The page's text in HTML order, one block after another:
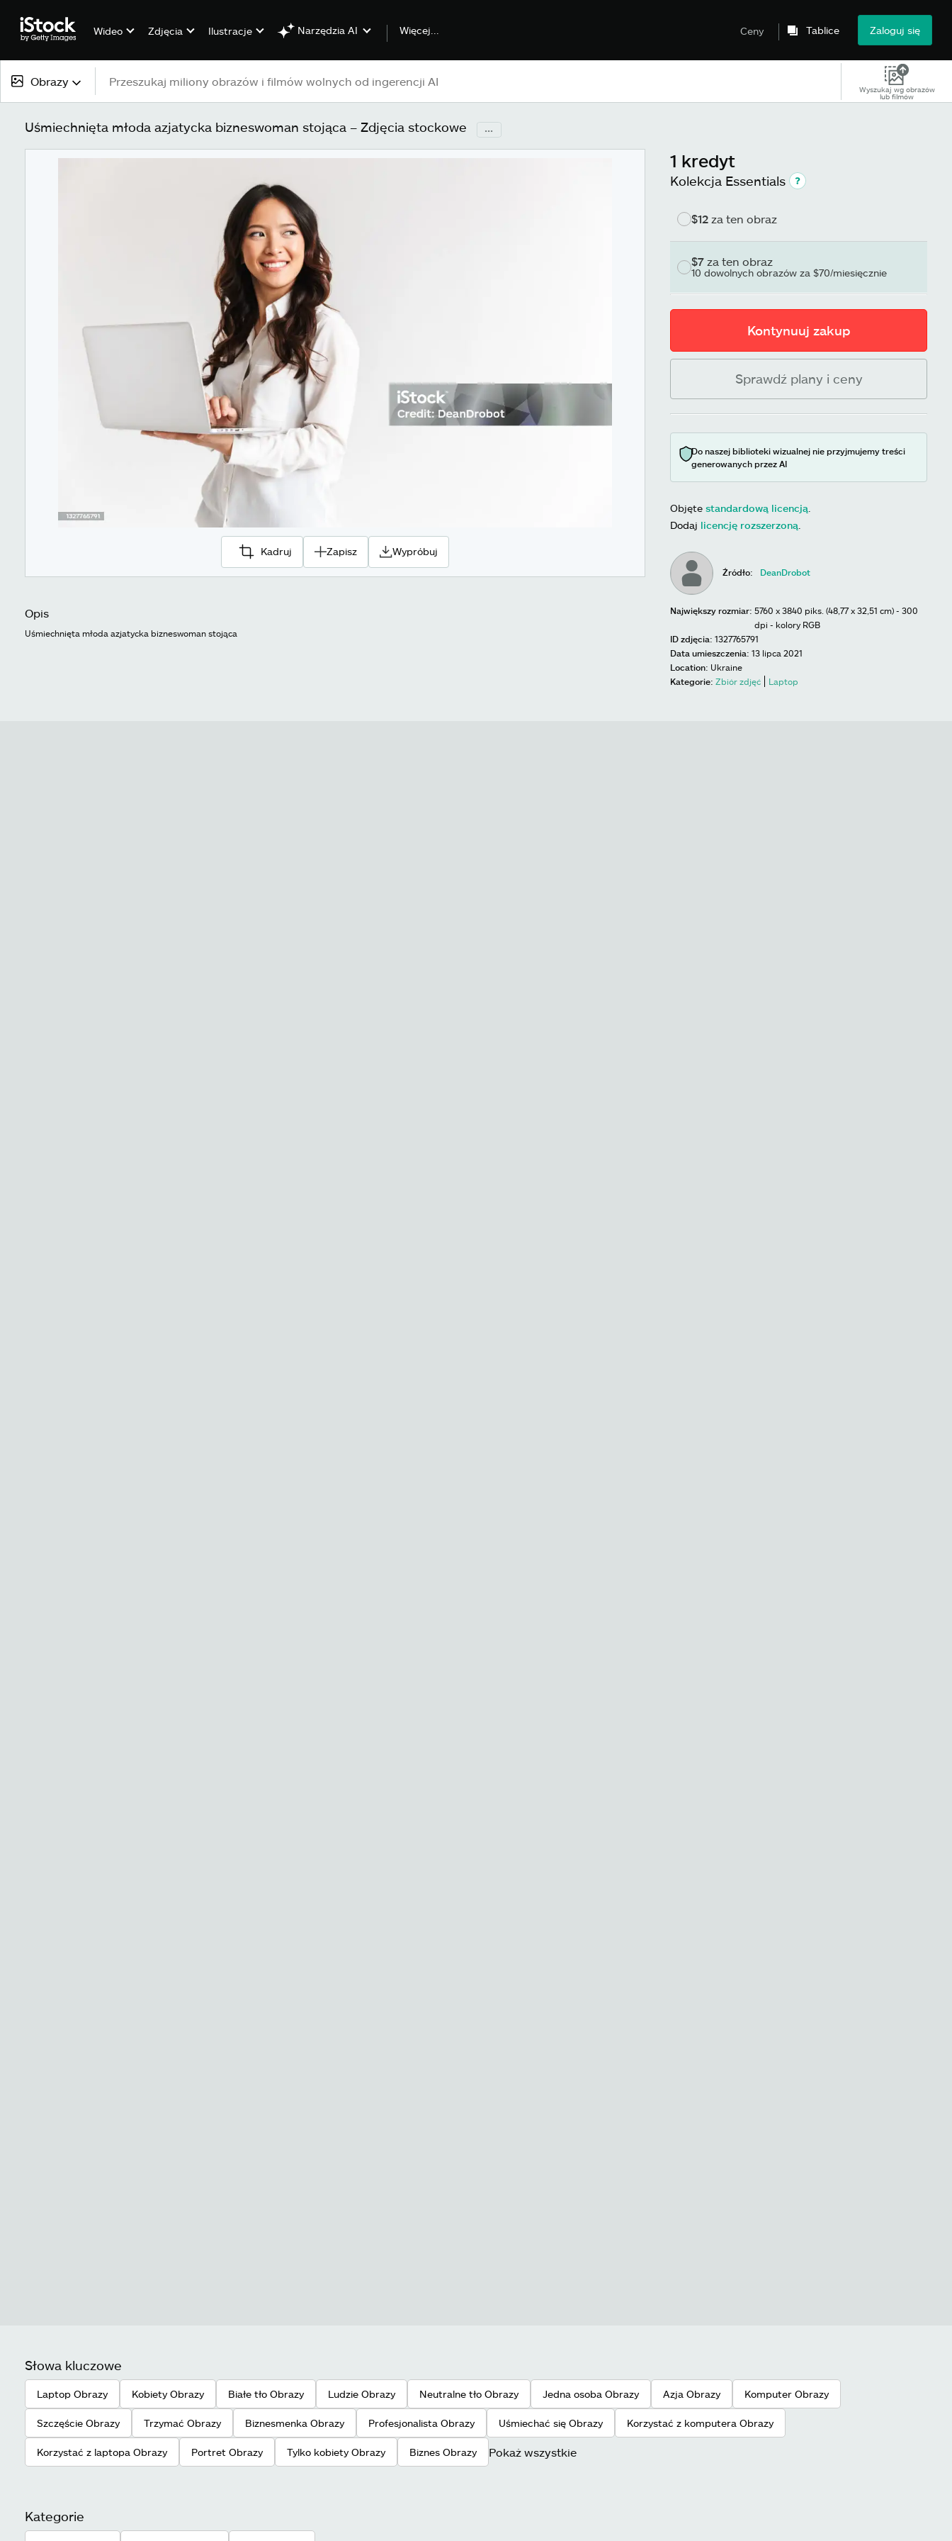
Wideo Zdjęcia Ilustracje Narzędzia AI Więcej... Ceny Tablice Zaloguj się
Obrazy
Obrazy
Wyszukaj wg obrazów
lub filmów
Uśmiechnięta młoda azjatycka bizneswoman stojąca – Zdjęcia stockowe ...
Kadruj Zapisz Wypróbuj
Opis
Uśmiechnięta młoda azjatycka bizneswoman stojąca
1 kredyt
Kolekcja Essentials
$12 za ten obraz
$7 za ten obraz
10 dowolnych obrazów za $70/miesięcznie
Kontynuuj zakup
Sprawdź plany i ceny
Do naszej biblioteki wizualnej nie przyjmujemy treści
generowanych przez AI
Objęte standardową licencją
Dodaj licencję rozszerzoną
Źródło: DeanDrobot
Największy rozmiar: 5760 x 3840 piks. (48,77 x 32,51 cm) - 300
dpi - kolory RGB
ID zdjęcia: 1327765791
Data umieszczenia: 13 lipca 2021
Location: Ukraine
Kategorie: Zbiór zdjęć Laptop
Słowa kluczowe
Laptop Obrazy Kobiety Obrazy Białe tło Obrazy Ludzie Obrazy Neutralne tło Obrazy Jedna osoba Obrazy Azja Obrazy Komputer Obrazy
Szczęście Obrazy Trzymać Obrazy Biznesmenka Obrazy Profesjonalista Obrazy Uśmiechać się Obrazy Korzystać z komputera Obrazy
Korzystać z laptopa Obrazy Portret Obrazy Tylko kobiety Obrazy Biznes Obrazy Pokaż wszystkie
Kategorie